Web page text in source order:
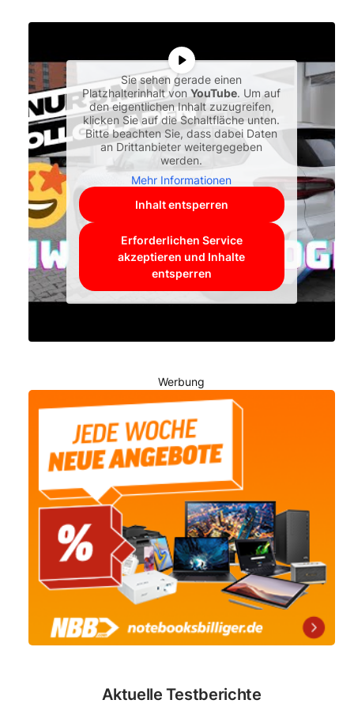
Sie sehen gerade einen
Platzhalterinhalt vonYouTube. Um auf
den eigentlichen Inhalt zuzugreifen,
klicken Sie auf die Schaltfläche unten.
Bitte beachten Sie, dass dabei Daten
an Drittanbieter weitergegeben
werden.
Mehr Informationen
Inhalt entsperren
Erforderlichen Service
akzeptieren und Inhalte
entsperren
Werbung
Aktuelle Testberichte